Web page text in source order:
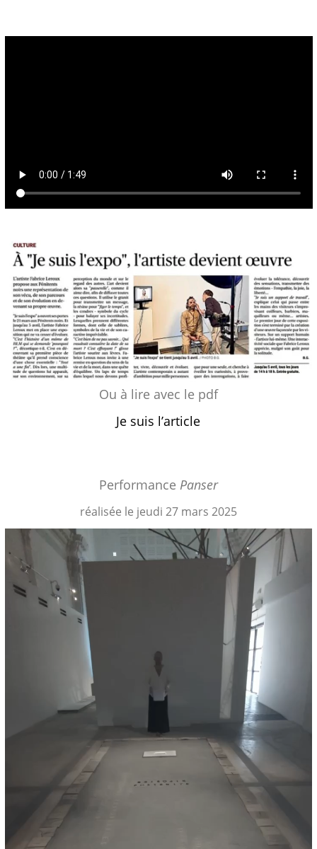
Ou à lire avec le pdf
Je suis l’article
Performance Panser
réalisée le jeudi 27 mars 2025